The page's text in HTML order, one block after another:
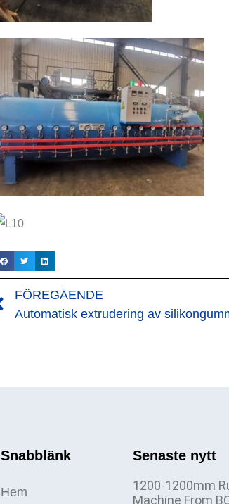
FÖREGÅENDE
Snabblänk
Hem
Senaste nytt
1200-1200mm
Machine From